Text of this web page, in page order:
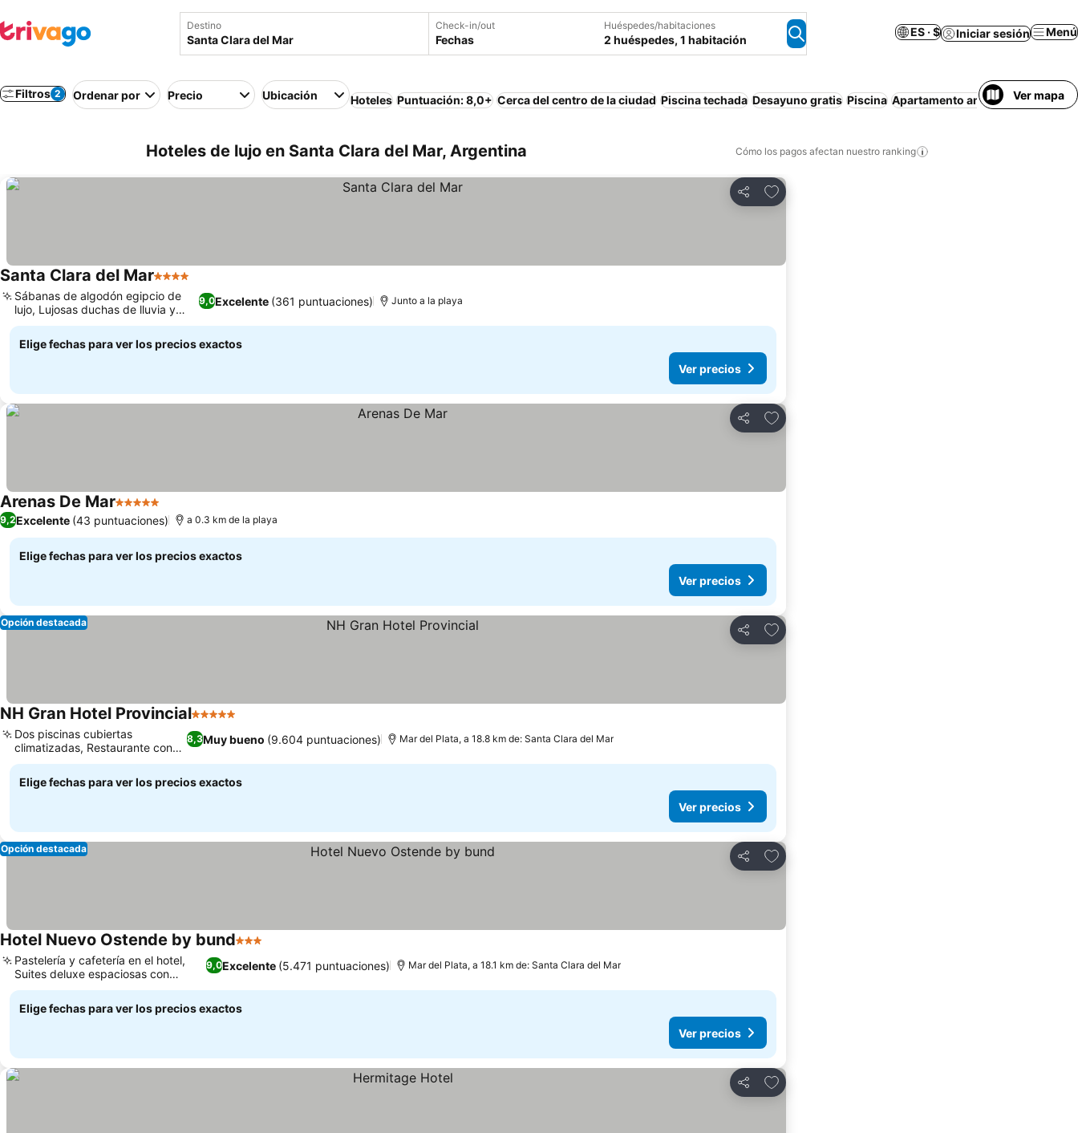
Destino Check-in/out
Fechas
Huéspedes/habitaciones
2 huéspedes, 1 habitación
ES · $ Iniciar sesión Menú
Filtros 2 Ordenar por Precio Ubicación Hoteles Puntuación: 8,0+ Cerca del centro de la ciudad Piscina techada Desayuno gratis Piscina Apartamento amueblado Casa o
Ver mapa
Hoteles de lujo en Santa Clara del Mar, Argentina Cómo los pagos afectan nuestro ranking
Compartir
Agregar a favoritos
Santa Clara del Mar4 Estrellas
9,0Excelente (361 puntuaciones)
Sábanas de algodón egipcio de
lujo, Lujosas duchas de lluvia y
bidés
Junto a la playa
Elige fechas para ver los precios exactos
Ver precios
Compartir
Agregar a favoritos
Arenas De Mar5 Estrellas
9,2Excelente (43 puntuaciones) a 0.3 km de la playa
Elige fechas para ver los precios exactos
Ver precios
Compartir
Agregar a favoritos
Opción destacada
NH Gran Hotel Provincial5 Estrellas
8,3Muy bueno (9.604 puntuaciones)
Dos piscinas cubiertas
climatizadas, Restaurante con
vistas al mar
Mar del Plata, a 18.8 km de: Santa Clara del Mar
Elige fechas para ver los precios exactos
Ver precios
Compartir
Agregar a favoritos
Opción destacada
Hotel Nuevo Ostende by bund3 Estrellas
9,0Excelente (5.471 puntuaciones)
Pastelería y cafetería en el hotel,
Suites deluxe espaciosas con
hidromasaje
Mar del Plata, a 18.1 km de: Santa Clara del Mar
Elige fechas para ver los precios exactos
Ver precios
Compartir
Agregar a favoritos